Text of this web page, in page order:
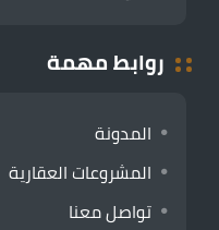
روابط مهمة
المدونة
المشروعات العقارية
تواصل معنا